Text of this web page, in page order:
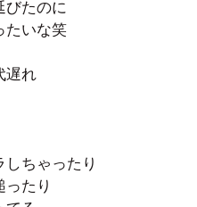
びたのに
たいな笑
遅れ
ちゃったり
たり